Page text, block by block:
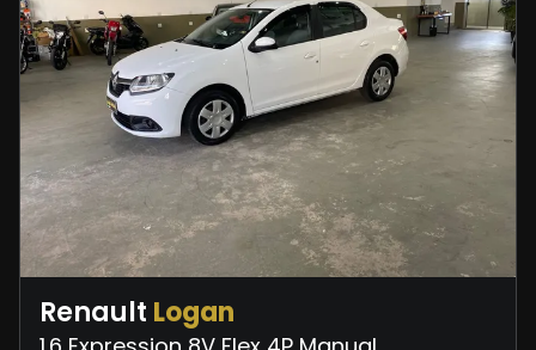
Renault Logan